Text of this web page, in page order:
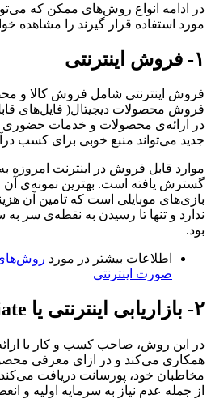
در ادامه انواع روش‌های ممکن که
مورد استفاده قرار گیرند را مشاهده
۱- فروش اینترنتی
فروش اینترنتی شامل فروش کالا و
فروش محصولات دیجیتال( فایل‌های
در ارائه‌ی محصولات و خدمات حضوری
جدید می‌تواند منبع خوبی برای کسب
موارد قابل فروش در اینترنت امروزه
بازی‌های موبایلی است که تامین آن
ندارد و تنها تا رسیدن به نقطه‌ی سر
بود.
اطلاعات بیشتر در مورد
صورت اینترنتی
۲- بازاریابی اینترنتی یا Affiliate
در این روش، صاحب کسب و کار با
همکاری می‌کند و در ازای معرفی
مخاطبان خود، پورسانت دریافت
از جمله عدم نیاز به سرمایه اولیه و